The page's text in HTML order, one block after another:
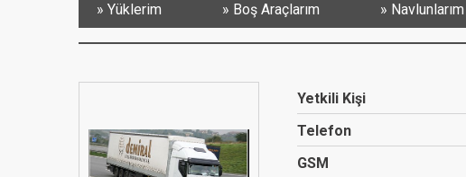
Yüklerim Boş Araçlarım Navlunlarım
Yetkili Kişi
Telefon
GSM